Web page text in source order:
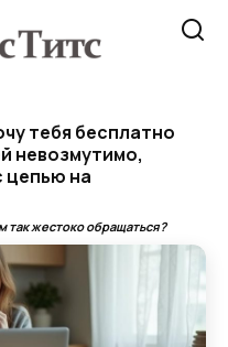
тебя бесплатно
невозмутимо,
цепью на
так жестоко обращаться?